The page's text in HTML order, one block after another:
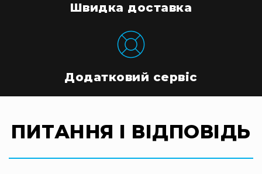
Швидка доставка
Додатковий сервіс
ПИТАННЯ І ВІДПОВІДЬ